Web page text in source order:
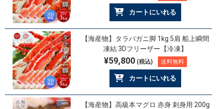
カートにいれる
【海産物】タラバガニ脚 1kg 5肩 船上瞬間
凍結 3Dフリーザー【冷凍】
¥59,800(税込) 送料無料
カートにいれる
【海産物】高級本マグロ 赤身 刺身用 200g